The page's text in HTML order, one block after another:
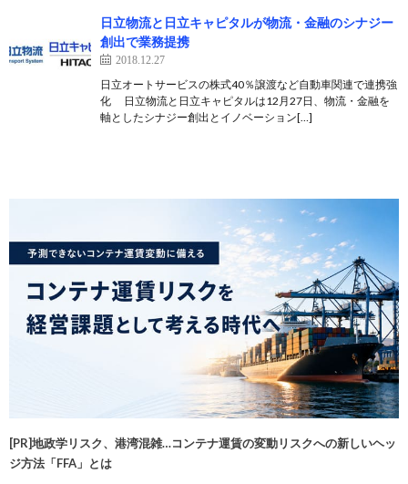
日立物流と日立キャピタルが物流・金融のシナジー
創出で業務提携
2018.12.27
日立オートサービスの株式40％譲渡など自動車関連で連携強
化 日立物流と日立キャピタルは12月27日、物流・金融を
軸としたシナジー創出とイノベーション[…]
[PR]地政学リスク、港湾混雑…コンテナ運賃の変動リスクへの新しいヘッ
ジ方法「FFA」とは